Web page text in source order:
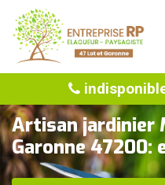
Artisan jardinier
Garonne 47200: